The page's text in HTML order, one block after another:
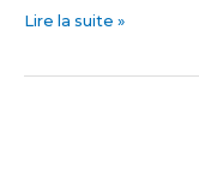
Lire la suite »